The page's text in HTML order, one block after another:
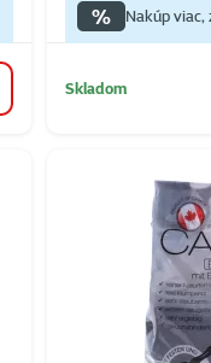
košíka
% Nakúp viac,
Skladom